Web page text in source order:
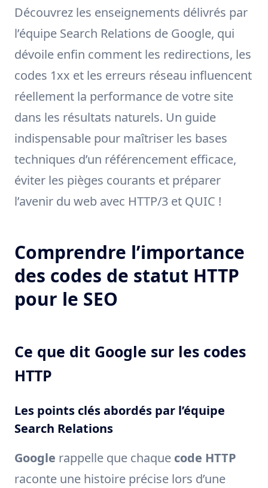
Découvrez les enseignements délivrés par
l’équipe Search Relations de Google, qui
dévoile enfin comment les redirections, les
codes 1xx et les erreurs réseau influencent
réellement la performance de votre site
dans les résultats naturels. Un guide
indispensable pour maîtriser les bases
techniques d’un référencement efficace,
éviter les pièges courants et préparer
l’avenir du web avec HTTP/3 et QUIC !
Comprendre l’importance
des codes de statut HTTP
pour le SEO
Ce que dit Google sur les codes
HTTP
Les points clés abordés par l’équipe
Search Relations
Google rappelle que chaque code HTTP
raconte une histoire précise lors d’une